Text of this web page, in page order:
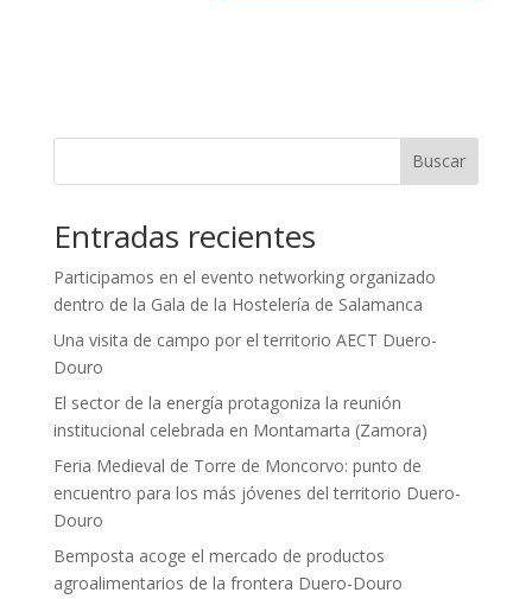
Buscar
Entradas recientes
Participamos en el evento networking organizado
dentro de la Gala de la Hostelería de Salamanca
Una visita de campo por el territorio AECT Duero-
Douro
El sector de la energía protagoniza la reunión
institucional celebrada en Montamarta (Zamora)
Feria Medieval de Torre de Moncorvo: punto de
encuentro para los más jóvenes del territorio Duero-
Douro
Bemposta acoge el mercado de productos
agroalimentarios de la frontera Duero-Douro